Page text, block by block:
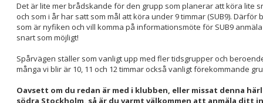
Det är lite mer brådskande för den grupp som planerar att köra lite
och som i år har satt som mål att köra under 9 timmar (SUB9). Därför
som är nyfiken och vill komma på informationsmöte för SUB9
snart som möjligt!
Spårvägen ställer som vanligt upp med fler tidsgrupper och
många vi blir är 10, 11 och 12 timmar också vanligt förekommande
Oavsett om du redan är med i klubben, eller missat denna
södra Stockholm, så är du varmt välkommen att anmäla ditt